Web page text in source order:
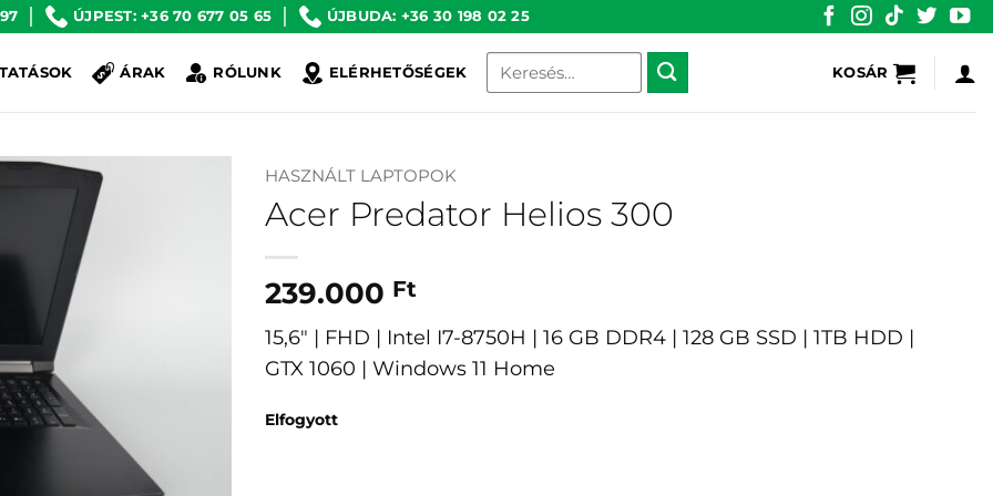
ÚJPEST: +36 70 677 05 65 ÚJBUDA: +36 30 198 02 25
ÁRAK RÓLUNK ELÉRHETŐSÉGEK
Keresés
következőre:
KOSÁR
HASZNÁLT LAPTOPOK
Acer Predator Helios 300
239.000 Ft
15,6″ | FHD | Intel I7-8750H | 16 GB DDR4 | 128 GB SSD | 1TB HDD |
GTX 1060 | Windows 11 Home
Elfogyott